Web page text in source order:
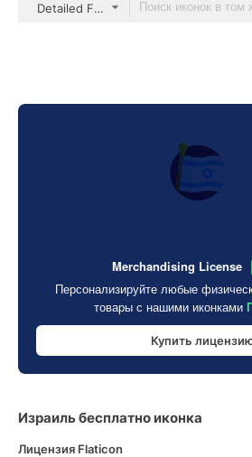
Detailed Flat Circular Flat
Merchandising License
Персонализируйте любые
товары с нашими иконками
Купить
Израиль бесплатно иконка
Лицензия Flaticon